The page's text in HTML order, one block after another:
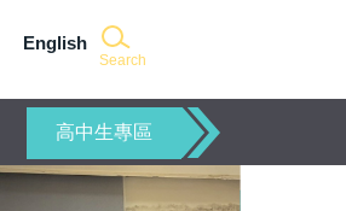
Search
English
高中生專區